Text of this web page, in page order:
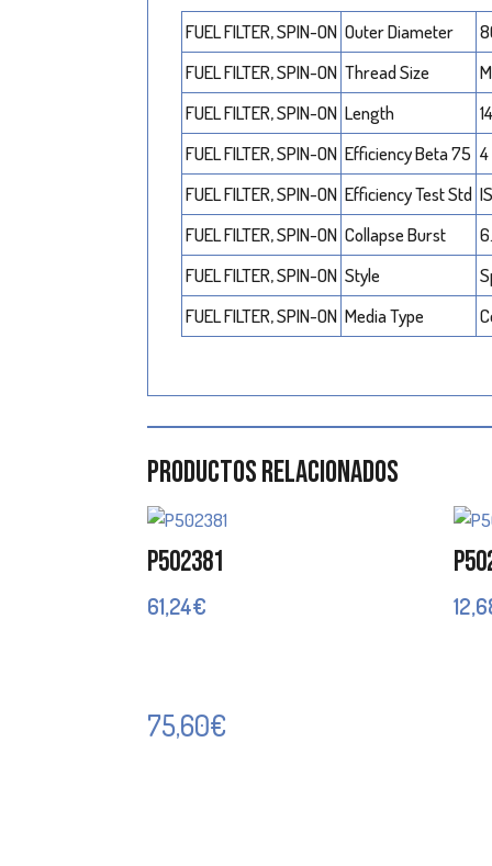
FUEL FILTER, SPIN-ON Outer Diameter
FUEL FILTER, SPIN-ON Thread Size
FUEL FILTER, SPIN-ON Length
FUEL FILTER, SPIN-ON Efficiency Beta 75 4
FUEL FILTER, SPIN-ON Efficiency Test Std
FUEL FILTER, SPIN-ON Collapse Burst
FUEL FILTER, SPIN-ON Style
FUEL FILTER, SPIN-ON Media Type
Productos relacionados
P502381
61,24€
75,60€